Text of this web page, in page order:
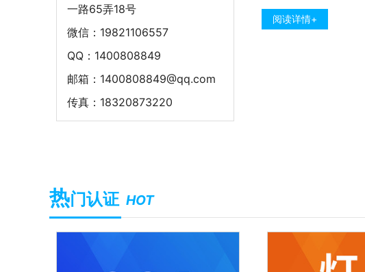
一路65弄18号
微信：19821106557
QQ：1400808849
邮箱：1400808849@qq.com
传真：18320873220
阅读详情+
热门认证 HOT